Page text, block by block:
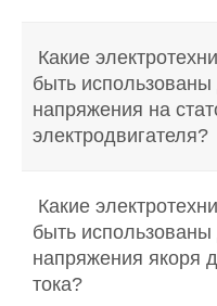
Какие
быть
напряжения на
электродвигателя?
Какие
быть
напряжения якоря
тока?